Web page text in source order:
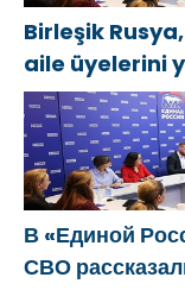
Birleşik
aile üyelerini
önlemleri
В «Единой
СВО